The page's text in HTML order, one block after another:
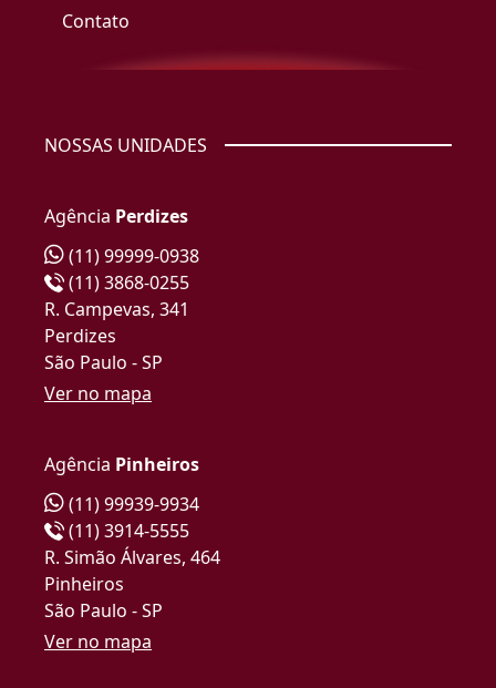
Contato
NOSSAS UNIDADES
Agência Perdizes
(11) 99999-0938
(11) 3868-0255
R. Campevas, 341
Perdizes
São Paulo - SP
Ver no mapa
Agência Pinheiros
(11) 99939-9934
(11) 3914-5555
R. Simão Álvares, 464
Pinheiros
São Paulo - SP
Ver no mapa